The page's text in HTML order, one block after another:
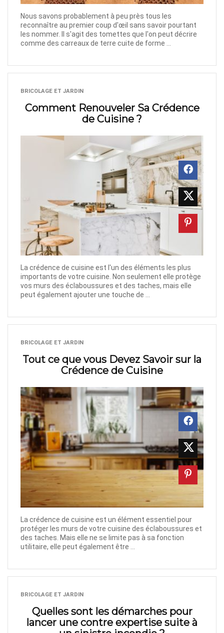
Nous savons probablement à peu près tous les
reconnaître au premier coup d'œil sans savoir pourtant
les nommer. Il s'agit des tomettes que l'on peut décrire
comme des carreaux de terre cuite de forme ...
BRICOLAGE ET JARDIN
Comment Renouveler Sa Crédence
de Cuisine ?
La crédence de cuisine est l'un des éléments les plus
importants de votre cuisine. Non seulement elle protège
vos murs des éclaboussures et des taches, mais elle
peut également ajouter une touche de ...
BRICOLAGE ET JARDIN
Tout ce que vous Devez Savoir sur la
Crédence de Cuisine
La crédence de cuisine est un élément essentiel pour
protéger les murs de votre cuisine des éclaboussures et
des taches. Mais elle ne se limite pas à sa fonction
utilitaire, elle peut également être ...
BRICOLAGE ET JARDIN
Quelles sont les démarches pour
lancer une contre expertise suite à